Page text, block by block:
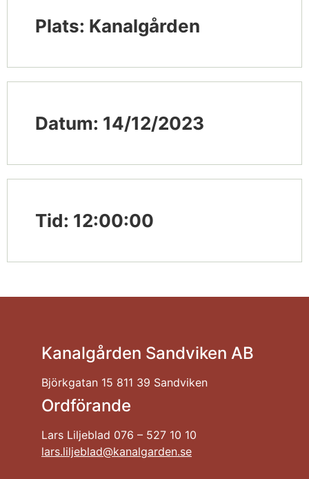
Plats: Kanalgården
Datum: 14/12/2023
Tid: 12:00:00
Kanalgården Sandviken AB
Björkgatan 15 811 39 Sandviken
Ordförande
Lars Liljeblad 076 – 527 10 10
lars.liljeblad@kanalgarden.se